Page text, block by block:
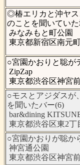
◎椿エリカと沖ヤス
のことを聞いてい
みなみもと町公園
東京都新宿区南元
○宮園かおりと聡が
ZipZap
東京都渋谷区神宮
○モスとアジダスが
を聞いたバー(6)
bar&dining
東京都渋谷区東2丁
○宮園かおりが聡か
神宮通公園
東京都渋谷区神宮